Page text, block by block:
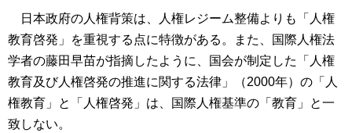
日本政府の人権背策は、人権レジーム整備よりも「人権
教育啓発」を重視する点に特徴がある。また、国際人権法
学者の藤田早苗が指摘したように、国会が制定した「人権
教育及び人権啓発の推進に関する法律」（2000年）の「人
権教育」と「人権啓発」は、国際人権基準の「教育」と一
致しない。